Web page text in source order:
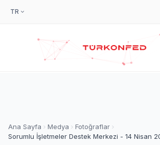
TR
Ana Sayfa Medya
Fotoğraflar
Sorumlu İşletmeler Destek Merkezi - 14 Nisan